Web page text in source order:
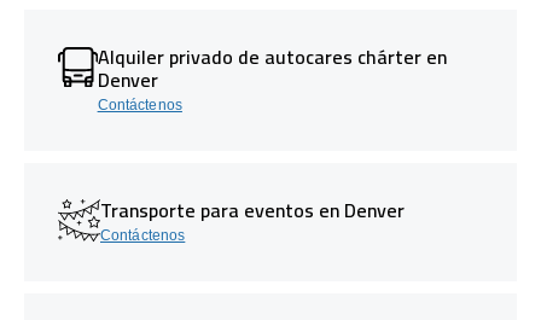
Alquiler privado de autocares chárter en
Denver
Contáctenos
Transporte para eventos en Denver
Contáctenos